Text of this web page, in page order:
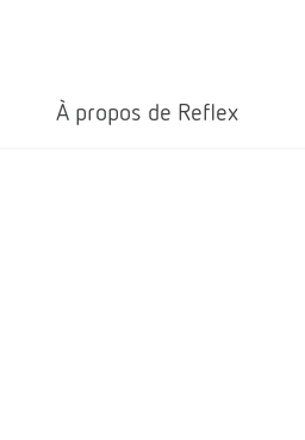
À propos de Reflex